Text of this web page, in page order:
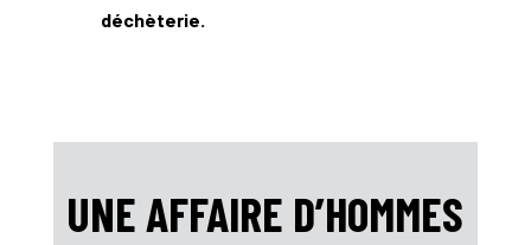
déchèterie.
UNE AFFAIRE D’HOMMES